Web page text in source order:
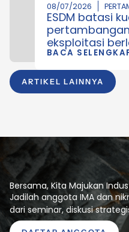
ARTIKEL LAINNYA
08/07/2026
ESDM batasi
eksploitasi
BACA
Bersama, Kita Majukan
Jadilah anggota IMA dan
dari seminar, diskusi